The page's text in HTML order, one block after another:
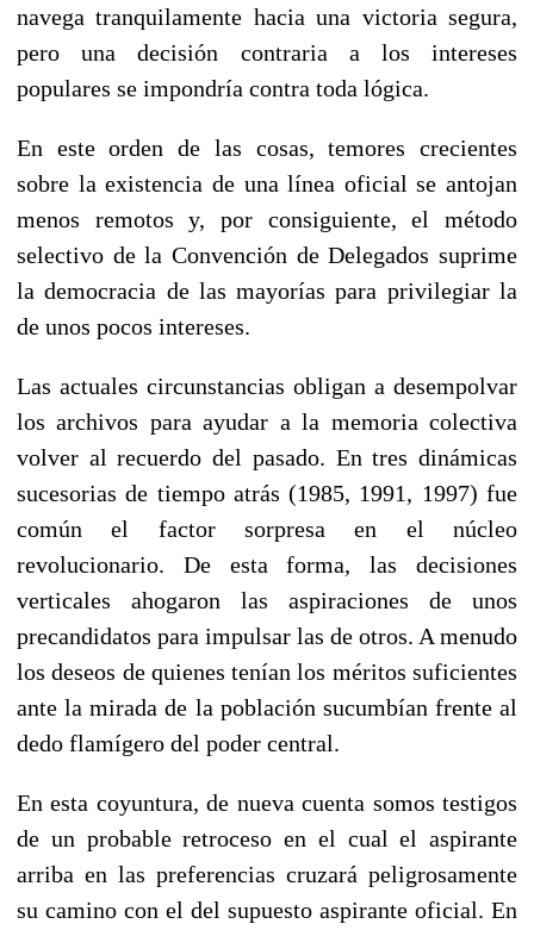
navega tranquilamente hacia una victoria segura,
pero una decisión contraria a los intereses
populares se impondría contra toda lógica.
En este orden de las cosas, temores crecientes
sobre la existencia de una línea oficial se antojan
menos remotos y, por consiguiente, el método
selectivo de la Convención de Delegados suprime
la democracia de las mayorías para privilegiar la
de unos pocos intereses.
Las actuales circunstancias obligan a desempolvar
los archivos para ayudar a la memoria colectiva
volver al recuerdo del pasado. En tres dinámicas
sucesorias de tiempo atrás (1985, 1991, 1997) fue
común el factor sorpresa en el núcleo
revolucionario. De esta forma, las decisiones
verticales ahogaron las aspiraciones de unos
precandidatos para impulsar las de otros. A menudo
los deseos de quienes tenían los méritos suficientes
ante la mirada de la población sucumbían frente al
dedo flamígero del poder central.
En esta coyuntura, de nueva cuenta somos testigos
de un probable retroceso en el cual el aspirante
arriba en las preferencias cruzará peligrosamente
su camino con el del supuesto aspirante oficial. En